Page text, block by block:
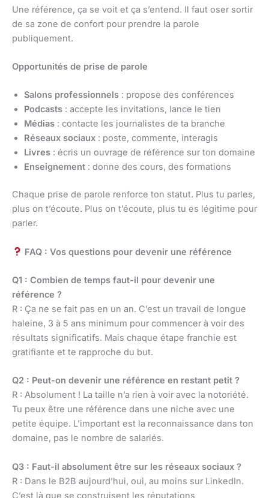
Une référence, ça se voit et ça s’entend. Il faut oser sortir
de sa zone de confort pour prendre la parole
publiquement.
Opportunités de prise de parole
Salons professionnels : propose des conférences
Podcasts : accepte les invitations, lance le tien
Médias : contacte les journalistes de ta branche
Réseaux sociaux : poste, commente, interagis
Livres : écris un ouvrage de référence sur ton domaine
Enseignement : donne des cours, des formations
Chaque prise de parole renforce ton statut. Plus tu parles,
plus on t’écoute. Plus on t’écoute, plus tu es légitime pour
parler.
FAQ : Vos questions pour devenir une référence
Q1 : Combien de temps faut-il pour devenir une
référence ?
R : Ça ne se fait pas en un an. C’est un travail de longue
haleine, 3 à 5 ans minimum pour commencer à voir des
résultats significatifs. Mais chaque étape franchie est
gratifiante et te rapproche du but.
Q2 : Peut-on devenir une référence en restant petit ?
R : Absolument ! La taille n’a rien à voir avec la notoriété.
Tu peux être une référence dans une niche avec une
petite équipe. L’important est la reconnaissance dans ton
domaine, pas le nombre de salariés.
Q3 : Faut-il absolument être sur les réseaux sociaux ?
R : Dans le B2B aujourd’hui, oui, au moins sur LinkedIn.
C’est là que se construisent les réputations